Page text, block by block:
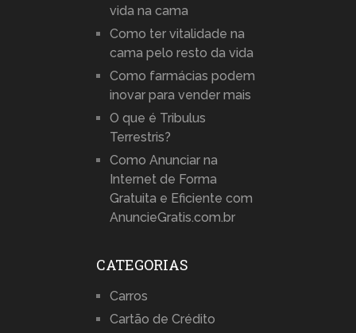
vida na cama
Como ter vitalidade na
cama pelo resto da vida
Como farmácias podem
inovar para vender mais
O que é Tribulus
Terrestris?
Como Anunciar na
Internet de Forma
Gratuita e Eficiente com
AnuncieGratis.com.br
CATEGORIAS
Carros
Cartão de Crédito